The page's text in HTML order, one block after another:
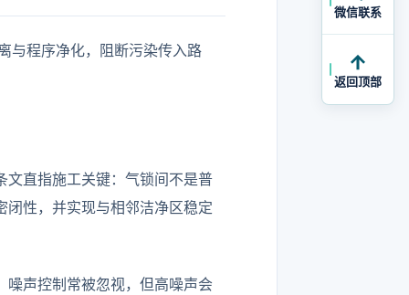
与程序净化，阻断污染传入路
文直指施工关键：气锁间不是普
闭性，并实现与相邻洁净区稳定
噪声控制常被忽视，但高噪声会
微信联系
返回顶部